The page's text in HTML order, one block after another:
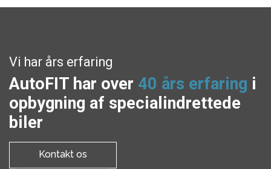
Vi har års erfaring
AutoFIT har over 40 års erfaring i
opbygning af specialindrettede
biler
Kontakt os